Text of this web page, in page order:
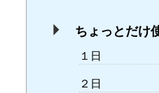
ちょっとだけ
１日
２日